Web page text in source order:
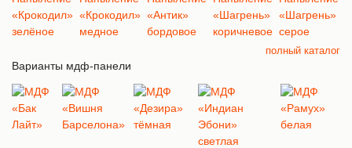
полный каталог
Варианты мдф-панели